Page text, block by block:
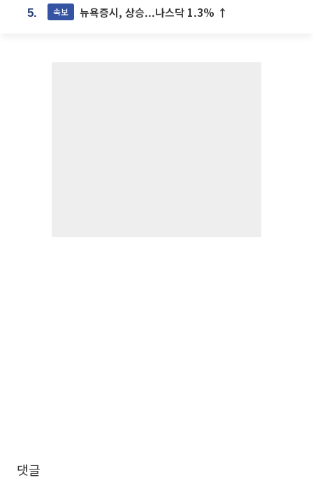
5. 속보 뉴욕증시, 상승...나스닥 1.3% ↑
댓글